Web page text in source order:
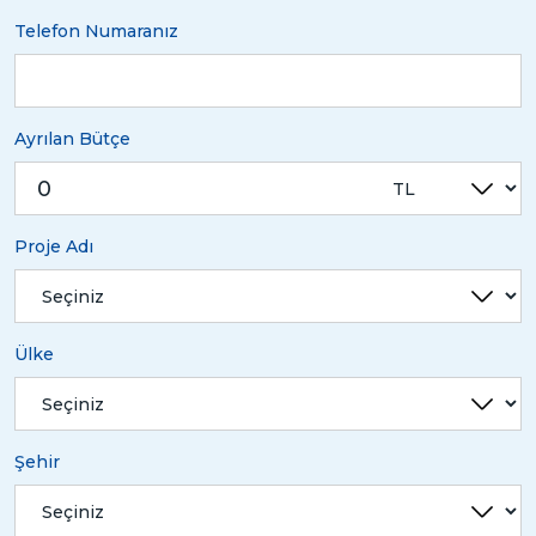
Telefon Numaranız
Ayrılan Bütçe
Proje Adı
Ülke
Şehir